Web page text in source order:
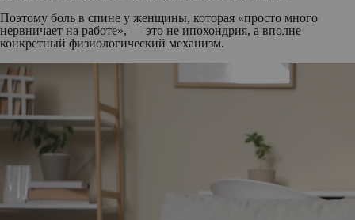
Поэтому боль в спине у женщины, которая «просто много
нервничает на работе», — это не ипохондрия, а вполне
конкретный физиологический механизм.